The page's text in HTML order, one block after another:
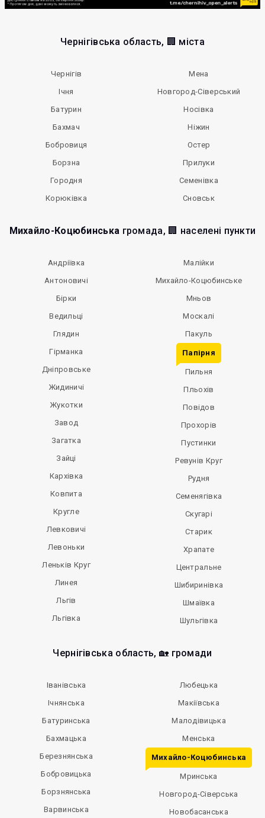
Чернігівська область, 🏢 міста
Чернігів
Ічня
Батурин
Бахмач
Бобровиця
Борзна
Городня
Корюківка
Мена
Новгород-Сіверський
Носівка
Ніжин
Остер
Прилуки
Семенівка
Сновськ
Михайло-Коцюбинська громада, 🏢 населені пункти
Андріївка
Антоновичі
Бірки
Ведильці
Глядин
Гірманка
Дніпровське
Жидиничі
Жукотки
Завод
Загатка
Зайці
Кархівка
Ковпита
Кругле
Левковичі
Левоньки
Леньків Круг
Линея
Льгів
Льгівка
Малійки
Михайло-Коцюбинське
Мньов
Москалі
Пакуль
Папірня
Пильня
Пльохів
Повідов
Прохорів
Пустинки
Ревунів Круг
Рудня
Семенягівка
Скугарі
Старик
Храпате
Центральне
Шибиринівка
Шмаївка
Шульгівка
Чернігівська область, 🏡 громади
Іванівська
Ічнянська
Батуринська
Бахмацька
Березнянська
Бобровицька
Борзнянська
Варвинська
Любецька
Макіївська
Малодівицька
Менська
Михайло-Коцюбинська
Мринська
Новгород-Сіверська
Новобасанська